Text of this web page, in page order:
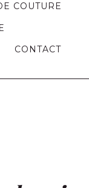
COUTURE
CONTACT